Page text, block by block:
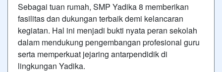
Sebagai tuan rumah, SMP Yadika 8 memberikan
fasilitas dan dukungan terbaik demi kelancaran
kegiatan. Hal ini menjadi bukti nyata peran sekolah
dalam mendukung pengembangan profesional guru
serta memperkuat jejaring antarpendidik di
lingkungan Yadika.